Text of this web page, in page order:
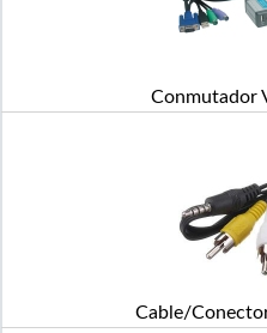
Conmutador
Cable/